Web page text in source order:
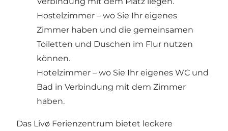
Hostelzimmer – wo Sie Ihr eigenes
Zimmer haben und die gemeinsamen
Toiletten und Duschen im Flur nutzen
können.
Hotelzimmer – wo Sie Ihr eigenes WC und
Bad in Verbindung mit dem Zimmer
haben.
Das Livø Ferienzentrum bietet leckere